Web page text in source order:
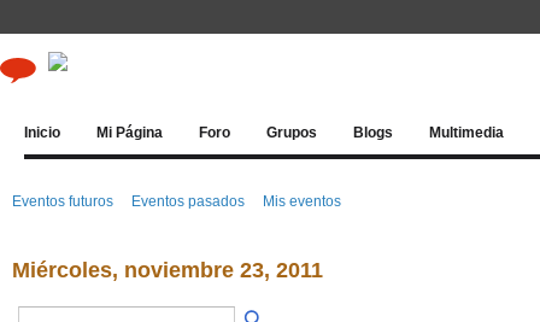
Inicio Mi Página Foro Grupos Blogs Multimedia
Eventos futuros Eventos pasados Mis eventos
Miércoles, noviembre 23, 2011